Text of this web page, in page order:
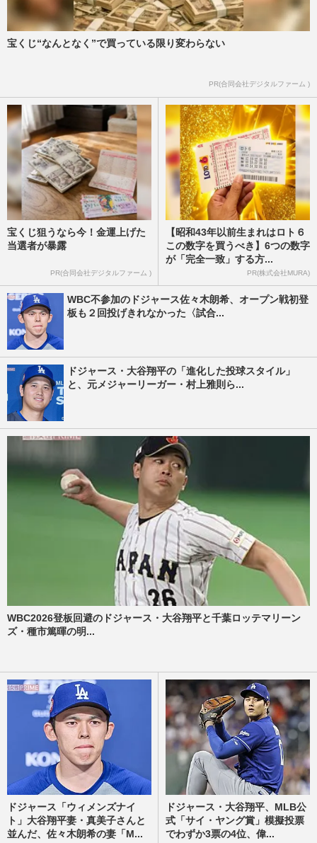
宝くじ“なんとなく”で買っている限り変わらない
PR(合同会社デジタルファーム )
宝くじ狙うなら今！金運上げた
当選者が暴露
PR(合同会社デジタルファーム )
【昭和43年以前生まれはロト６
この数字を買うべき】6つの数字
が「完全一致」する方...
PR(株式会社MURA)
WBC不参加のドジャース佐々木朗希、オープン戦初登
板も２回投げきれなかった〈試合...
ドジャース・大谷翔平の「進化した投球スタイル」
と、元メジャーリーガー・村上雅則ら...
WBC2026登板回避のドジャース・大谷翔平と千葉ロッテマリーン
ズ・種市篤暉の明...
ドジャース「ウィメンズナイ
ト」大谷翔平妻・真美子さんと
並んだ、佐々木朗希の妻「M...
ドジャース・大谷翔平、MLB公
式「サイ・ヤング賞」模擬投票
でわずか3票の4位、偉...